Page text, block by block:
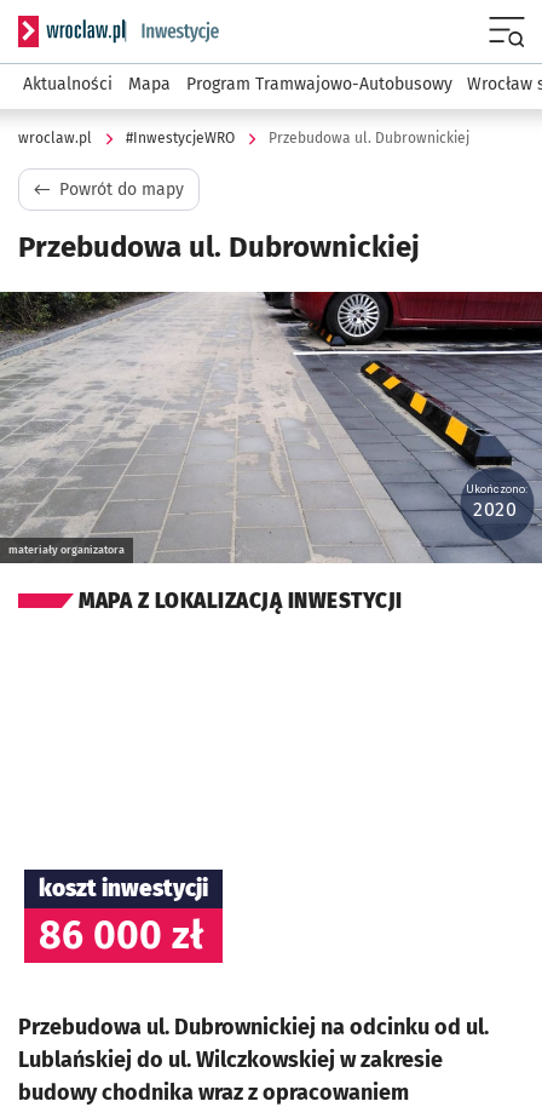
Serwis informacyjny wroclaw.pl podserwis:
Aktualności Mapa Program Tramwajowo-Autobusowy Wrocław
wroclaw.pl #InwestycjeWRO Przebudowa ul. Dubrownickiej
Powrót do mapy
Przebudowa ul. Dubrownickiej
Kliknij, aby powiększyć
materiały organizatora
Ukończono:
2020
MAPA Z LOKALIZACJĄ INWESTYCJI
koszt inwestycji
86 000 zł
Przebudowa ul. Dubrownickiej na odcinku od ul.
Lublańskiej do ul. Wilczkowskiej w zakresie
budowy chodnika wraz z opracowaniem